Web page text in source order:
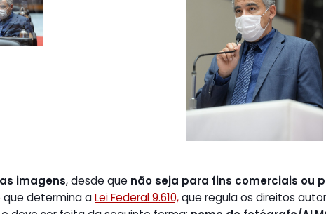
imagens, desde que não seja para fins comerciais ou
determina aLei Federal 9.610,que regula os direitos